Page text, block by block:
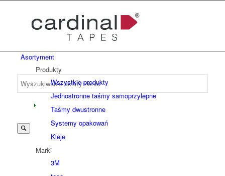
Asortyment
Produkty
Wszystkie produkty
Jednostronne taśmy samoprzylepne
Taśmy dwustronne
Systemy opakowań
Kleje
Marki
3M